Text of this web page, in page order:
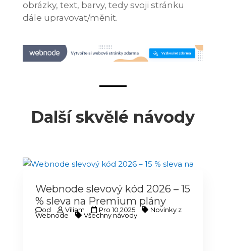
obrázky, text, barvy, tedy svoji stránku
dále upravovat/měnit.
Další skvělé návody
Webnode slevový kód 2026 – 15
% sleva na Premium plány
od Viliam Pro 10 2025 Novinky z
Webnode Všechny návody